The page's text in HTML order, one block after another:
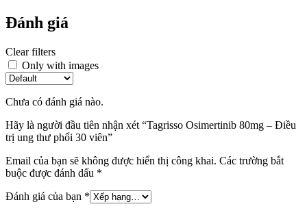
Đánh giá
Clear filters
Only with images
Chưa có đánh giá nào.
Hãy là người đầu tiên nhận xét “Tagrisso Osimertinib 80mg – Điều
trị ung thư phổi 30 viên”
Email của bạn sẽ không được hiển thị công khai. Các trường bắt
buộc được đánh dấu *
Đánh giá của bạn *